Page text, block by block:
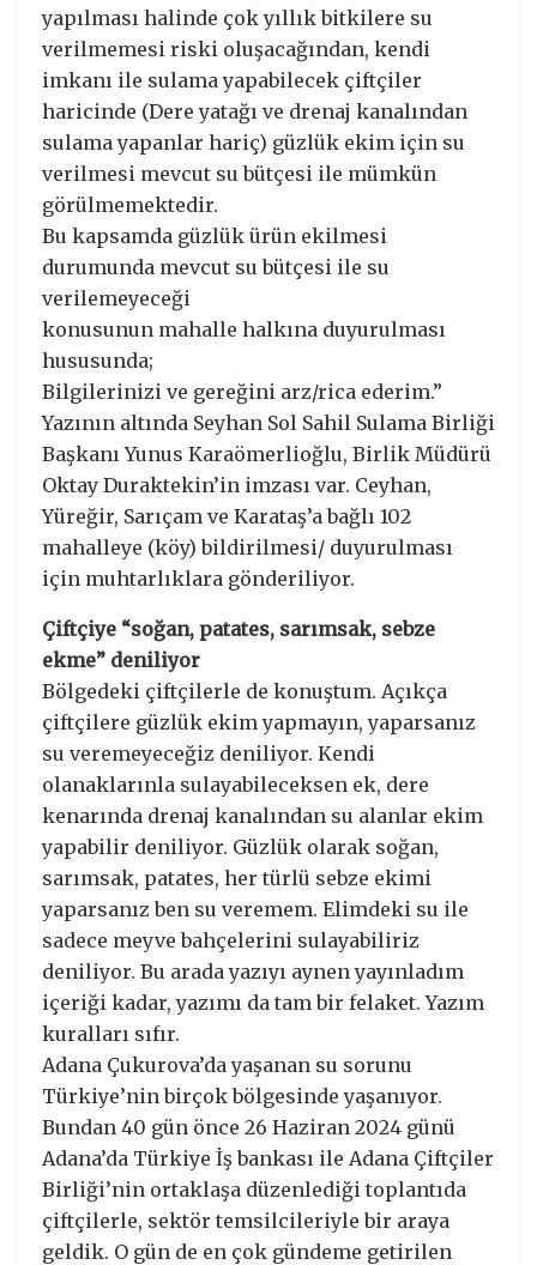
yapılması halinde çok yıllık bitkilere su
verilmemesi riski oluşacağından, kendi
imkanı ile sulama yapabilecek çiftçiler
haricinde (Dere yatağı ve drenaj kanalından
sulama yapanlar hariç) güzlük ekim için su
verilmesi mevcut su bütçesi ile mümkün
görülmemektedir.
Bu kapsamda güzlük ürün ekilmesi
durumunda mevcut su bütçesi ile su
verilemeyeceği
konusunun mahalle halkına duyurulması
hususunda;
Bilgilerinizi ve gereğini arz/rica ederim.”
Yazının altında Seyhan Sol Sahil Sulama Birliği
Başkanı Yunus Karaömerlioğlu, Birlik Müdürü
Oktay Duraktekin’in imzası var. Ceyhan,
Yüreğir, Sarıçam ve Karataş’a bağlı 102
mahalleye (köy) bildirilmesi/ duyurulması
için muhtarlıklara gönderiliyor.
Çiftçiye “soğan, patates, sarımsak, sebze
ekme” deniliyor
Bölgedeki çiftçilerle de konuştum. Açıkça
çiftçilere güzlük ekim yapmayın, yaparsanız
su veremeyeceğiz deniliyor. Kendi
olanaklarınla sulayabileceksen ek, dere
kenarında drenaj kanalından su alanlar ekim
yapabilir deniliyor. Güzlük olarak soğan,
sarımsak, patates, her türlü sebze ekimi
yaparsanız ben su veremem. Elimdeki su ile
sadece meyve bahçelerini sulayabiliriz
deniliyor. Bu arada yazıyı aynen yayınladım
içeriği kadar, yazımı da tam bir felaket. Yazım
kuralları sıfır.
Adana Çukurova’da yaşanan su sorunu
Türkiye’nin birçok bölgesinde yaşanıyor.
Bundan 40 gün önce 26 Haziran 2024 günü
Adana’da Türkiye İş bankası ile Adana Çiftçiler
Birliği’nin ortaklaşa düzenlediği toplantıda
çiftçilerle, sektör temsilcileriyle bir araya
geldik. O gün de en çok gündeme getirilen